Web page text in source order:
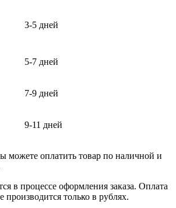
3-5 дней
5-7 дней
7-9 дней
9-11 дней
можете оплатить товар по наличной и
в процессе оформления заказа. Оплата
производится только в рублях.